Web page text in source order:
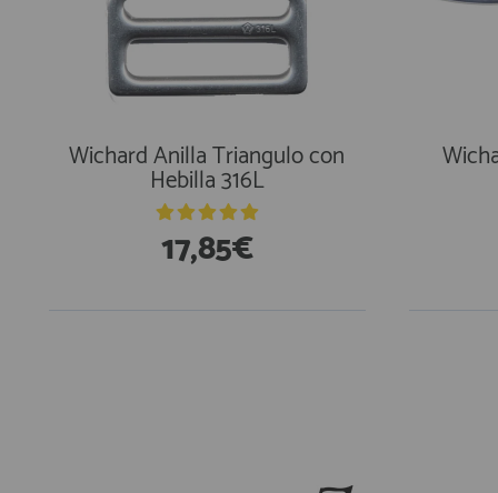
Wichard Anilla Triangulo con
Hebilla 316L
17,85€